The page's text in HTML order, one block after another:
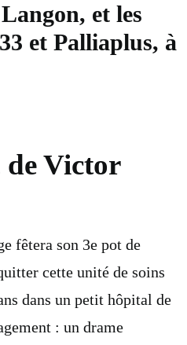
et les
et Palliaplus, à
Victor
fêtera son 3e pot de
cette unité de soins
dans un petit hôpital de
: un drame